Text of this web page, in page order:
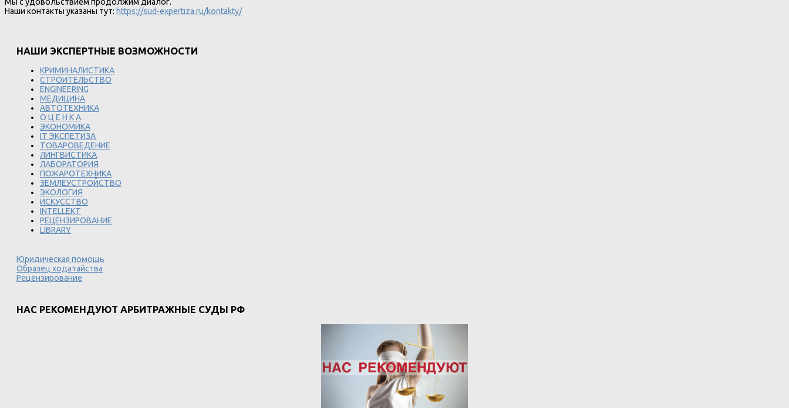
Мы с удовольствием продолжим диалог.
Наши контакты указаны тут: https://sud-expertiza.ru/kontakty/
НАШИ ЭКСПЕРТНЫЕ ВОЗМОЖНОСТИ
КРИМИНАЛИСТИКА
СТРОИТЕЛЬСТВО
ENGINEERING
МЕДИЦИНА
АВТОТЕХНИКА
О Ц Е Н К А
ЭКОНОМИКА
IT ЭКСПЕТИЗА
ТОВАРОВЕДЕНИЕ
ЛИНГВИСТИКА
ЛАБОРАТОРИЯ
ПОЖАРОТЕХНИКА
ЗЕМЛЕУСТРОЙСТВО
ЭКОЛОГИЯ
ИСКУССТВО
INTELLEKT
РЕЦЕНЗИРОВАНИЕ
LIBRARY
Юридическая помощь
Образец ходатайства
Рецензирование
НАС РЕКОМЕНДУЮТ АРБИТРАЖНЫЕ СУДЫ РФ